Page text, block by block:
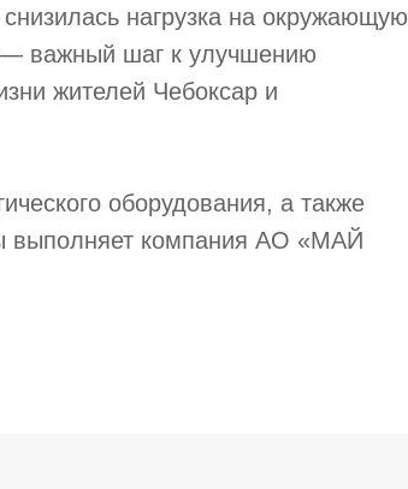
нагрузка на окружающую
— важный шаг к улучшению
жителей Чебоксар и
оборудования, а также
выполняет компания АО «МАЙ